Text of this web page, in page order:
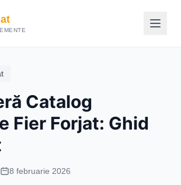
Catalog
Fier Forjat: Ghid
8 februarie 2026